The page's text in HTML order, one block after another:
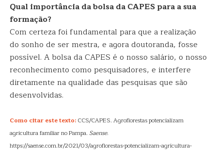
Qual importância da bolsa da CAPES para a sua
formação?
Com certeza foi fundamental para que a realização
do sonho de ser mestra, e agora doutoranda, fosse
possível. A bolsa da CAPES é o nosso salário, o nosso
reconhecimento como pesquisadores, e interfere
diretamente na qualidade das pesquisas que são
desenvolvidas.
Como citar este texto: CCS/CAPES. Agroflorestas potencializam
agricultura familiar no Pampa. Saense.
https://saense.com.br/2021/03/agroflorestas-potencializam-agricultura-